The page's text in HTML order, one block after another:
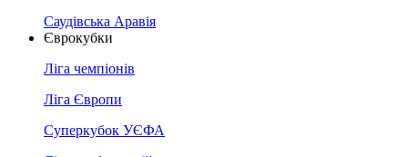
Саудівська Аравія
Єврокубки
Ліга чемпіонів
Ліга Європи
Суперкубок УЄФА